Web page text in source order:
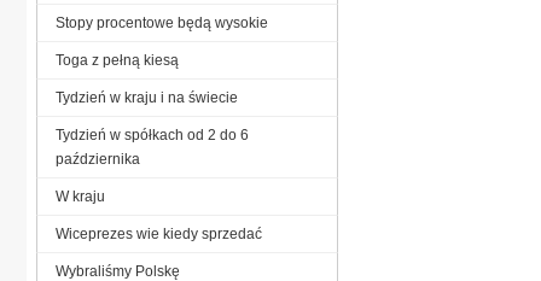
Stopy procentowe będą wysokie
Toga z pełną kiesą
Tydzień w kraju i na świecie
Tydzień w spółkach od 2 do 6
października
W kraju
Wiceprezes wie kiedy sprzedać
Wybraliśmy Polskę